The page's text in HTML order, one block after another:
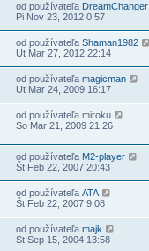
od používateľa DreamChanger
Pi Nov 23, 2012 0:57
od používateľa Shaman1982
Ut Mar 27, 2012 22:14
od používateľa magicman
Ut Mar 24, 2009 16:17
od používateľa miroku
So Mar 21, 2009 21:26
od používateľa M2-player
Št Feb 22, 2007 20:43
od používateľa ATA
Št Feb 22, 2007 9:08
od používateľa majk
St Sep 15, 2004 13:58